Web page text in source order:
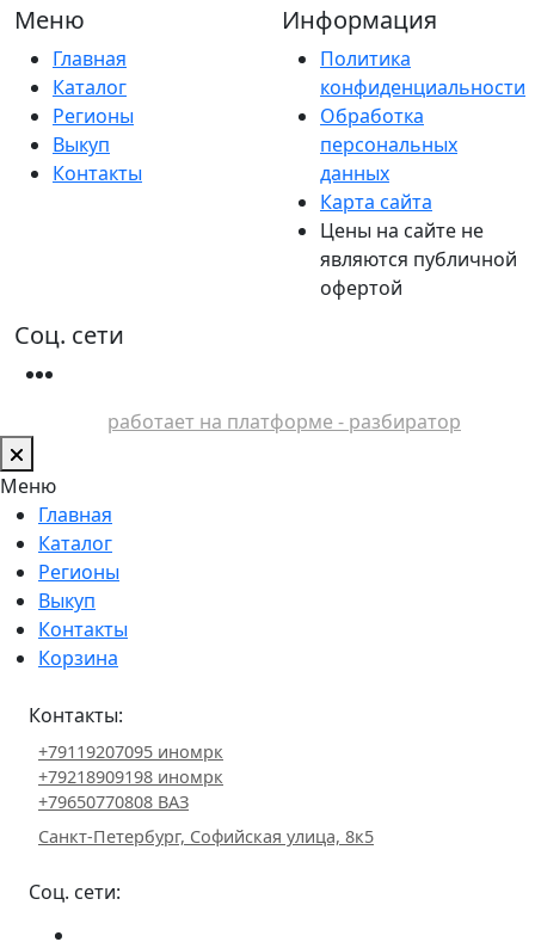
Меню
Главная
Каталог
Регионы
Выкуп
Контакты
Информация
Политика
конфиденциальности
Обработка
персональных
данных
Карта сайта
Цены на сайте не
являются публичной
офертой
Соц. сети
работает на платформе - разбиратор
Меню
Главная
Каталог
Регионы
Выкуп
Контакты
Корзина
Контакты:
+79119207095 иномрк
+79218909198 иномрк
+79650770808 ВАЗ
Санкт-Петербург, Софийская улица, 8к5
Соц. сети: